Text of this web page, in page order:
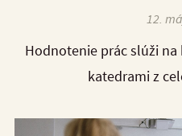
12.
Hodnotenie prác slúži
katedrami z